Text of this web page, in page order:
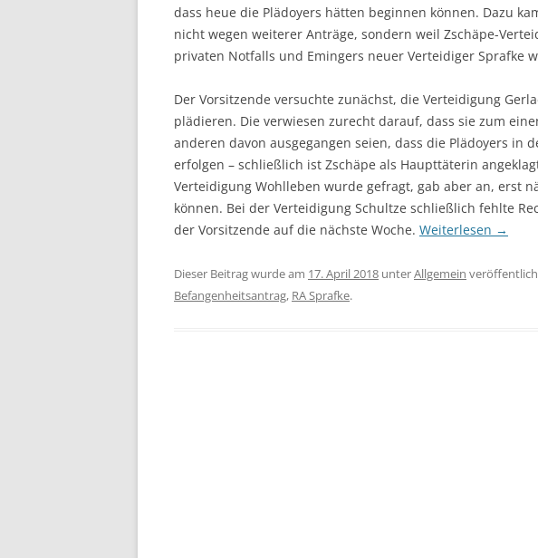
dass heue die Plädoyers hätten beginnen können. Dazu
nicht wegen weiterer Anträge, sondern weil Zschäpe-
privaten Notfalls und Emingers neuer Verteidiger Sprafke
Der Vorsitzende versuchte zunächst, die Verteidigung
plädieren. Die verwiesen zurecht darauf, dass sie zum
anderen davon ausgegangen seien, dass die Plädoyers in
erfolgen – schließlich ist Zschäpe als Haupttäterin
Verteidigung Wohlleben wurde gefragt, gab aber an, erst
können. Bei der Verteidigung Schultze schließlich fehlte
der Vorsitzende auf die nächste Woche. Weiterlesen →
Dieser Beitrag wurde am 17. April 2018 unterAllgemein
Befangenheitsantrag, RA Sprafke.